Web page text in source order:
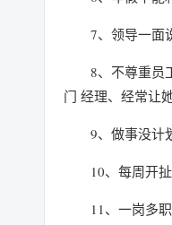
7、领导一面
8、不尊重员
门 经理、经常让
9、做事没计
10、每周开
11、一岗多